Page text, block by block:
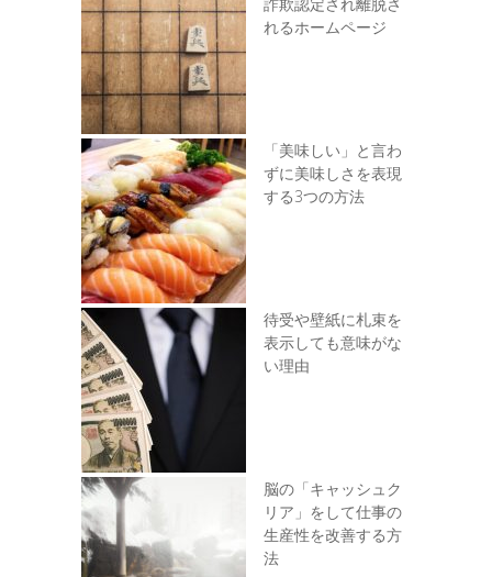
れるホームページ
「美味しい」と言わ
ずに美味しさを表現
する3つの方法
待受や壁紙に札束を
表示しても意味がな
い理由
脳の「キャッシュク
リア」をして仕事の
生産性を改善する方
法